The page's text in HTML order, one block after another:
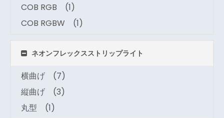
COB RGB
(1)
COB RGBW
(1)
ネオンフレックスストリップライト
横曲げ
(7)
縦曲げ
(3)
丸型
(1)